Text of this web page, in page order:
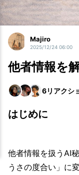
Majiro
2025/12/24 06:00
他者情報を
6リアクシ
はじめに
他者情報を扱うAI
うさの度合い」に